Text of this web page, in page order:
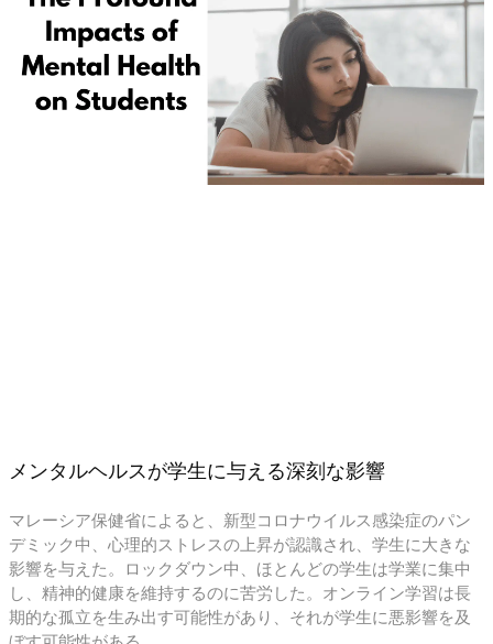
メンタルヘルスが学生に与える深刻な影響
マレーシア保健省によると、新型コロナウイルス感染症のパン
デミック中、心理的ストレスの上昇が認識され、学生に大きな
影響を与えた。ロックダウン中、ほとんどの学生は学業に集中
し、精神的健康を維持するのに苦労した。オンライン学習は長
期的な孤立を生み出す可能性があり、それが学生に悪影響を及